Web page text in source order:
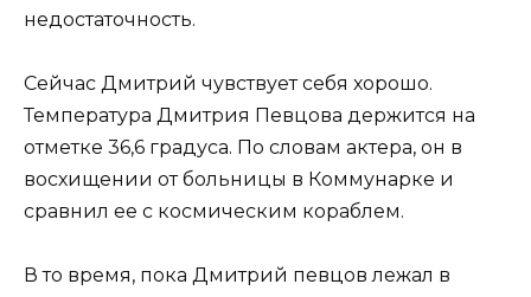
недостаточность.
Сейчас Дмитрий чувствует себя хорошо.
Температура Дмитрия Певцова держится на
отметке 36,6 градуса. По словам актера, он в
восхищении от больницы в Коммунарке и
сравнил ее с космическим кораблем.
В то время, пока Дмитрий певцов лежал в